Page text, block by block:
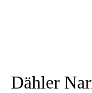
Dähler